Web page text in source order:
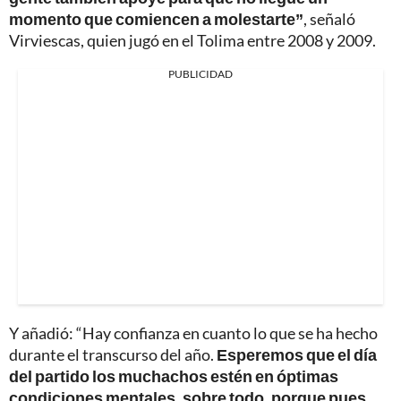
momento que comiencen a molestarte”, señaló
Virviescas, quien jugó en el Tolima entre 2008 y 2009.
PUBLICIDAD
Y añadió: “Hay confianza en cuanto lo que se ha hecho
durante el transcurso del año. Esperemos que el día
del partido los muchachos estén en óptimas